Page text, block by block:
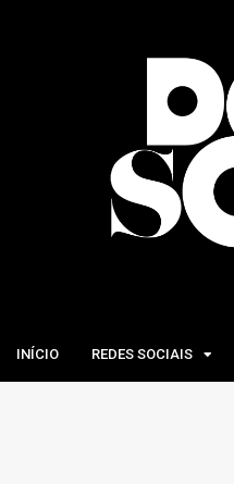
INÍCIO REDES SOCIAIS